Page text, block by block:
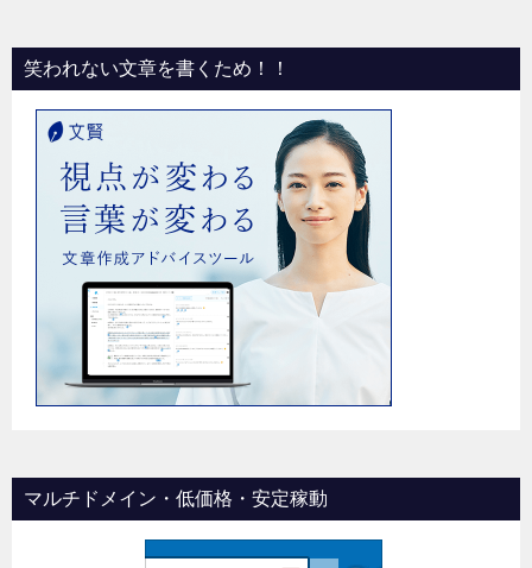
笑われない文章を書くため！！
マルチドメイン・低価格・安定稼動